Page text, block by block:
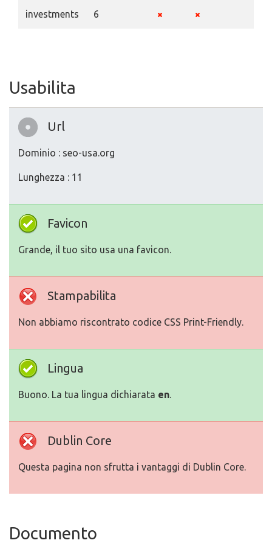
investments 6
Usabilita
Url
Dominio : seo-usa.org
Lunghezza : 11
Favicon
Grande, il tuo sito usa una favicon.
Stampabilita
Non abbiamo riscontrato codice CSS Print-Friendly.
Lingua
Buono. La tua lingua dichiarata en.
Dublin Core
Questa pagina non sfrutta i vantaggi di Dublin Core.
Documento